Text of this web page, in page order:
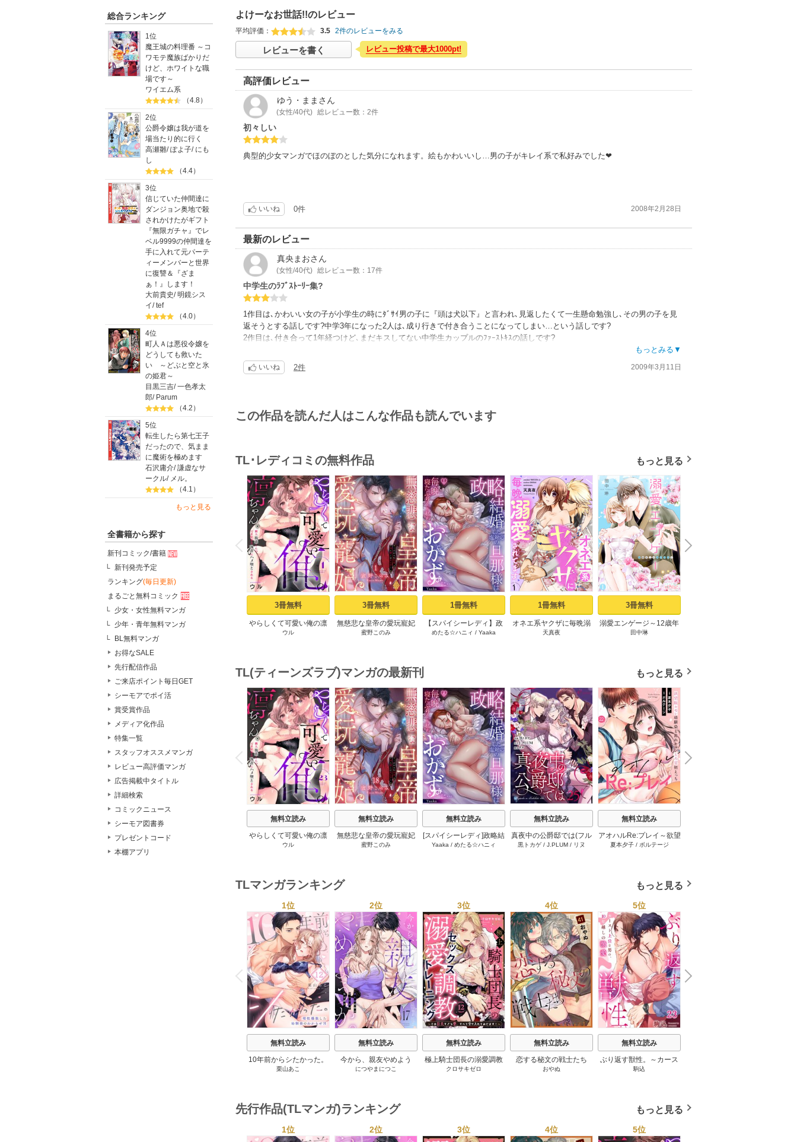
総合ランキング
1位
魔王城の料理番 ～コ
ワモテ魔族ばかりだ
けど、ホワイトな職
場です～
ワイエム系
（4.8）
2位
公爵令嬢は我が道を
場当たり的に行く
高瀬雛/ぽよ子/ にも
し
（4.4）
3位
信じていた仲間達に
ダンジョン奥地で殺
されかけたがギフト
『無限ガチャ』でレ
ベル9999の仲間達を
手に入れて元パーテ
ィーメンバーと世界
に復讐＆『ざま
ぁ！』します！
大前貴史/明鏡シス
イ/tef
（4.0）
4位
町人Ａは悪役令嬢を
どうしても救いた
い ～どぶと空と氷
の姫君～
目黒三吉/一色孝太
郎/ Parum
（4.2）
5位
転生したら第七王子
だったので、気まま
に魔術を極めます
石沢庸介/謙虚なサ
ークル/ メル。
（4.1）
もっと見る
全書籍から探す
新刊コミック/書籍
新刊発売予定
ランキング(毎日更新)
まるごと無料コミック
少女・女性無料マンガ
少年・青年無料マンガ
BL無料マンガ
お得なSALE
先行配信作品
ご来店ポイント毎日GET
シーモアでポイ活
賞受賞作品
メディア化作品
特集一覧
スタッフオススメマンガ
レビュー高評価マンガ
広告掲載中タイトル
詳細検索
コミックニュース
シーモア図書券
プレゼントコード
本棚アプリ
よけーなお世話!!のレビュー
平均評価： 3.5 2件のレビューをみる
レビューを書く レビュー投稿で最大1000pt!
高評価レビュー
ゆう・まま さん
(女性/40代) 総レビュー数：2件
初々しい
典型的少女マンガでほのぼのとした気分になれます。絵もかわいいし…男の子がキレイ系で私好みでした❤
いいね 0件 2008年2月28日
最新のレビュー
真央まおさん
(女性/40代) 総レビュー数：17件
中学生のﾗﾌﾞｽﾄｰﾘｰ集?
1作目は､かわいい女の子が小学生の時にﾀﾞｻｲ男の子に『頭は犬以下』と言われ､見返したくて一生懸命勉強し､その男の子を見
返そうとする話しです?中学3年になった2人は､成り行きで付き合うことになってしまい…という話しです?
2作目は､付き合って1年経つけど､まだキスしてない中学生カップルのﾌｧｰｽﾄｷｽの話しです?
3作目は､双子の弟に頼まれて､夏休みの2週間全寮制の男子校で代わりに補習試験を受ける事になったが､部屋は2人部屋で男の子
と生活しないといけなくなってしまった女の子の話しです?
4作目は､好きな人は双子の先輩?見分けが付かず､間違って告白してしまい…という女の子の話しです?
6･7作目は､禁断の兄妹愛の話しで､11話に2作品とも載っています?
11話以外は､さわやか中学生のﾗﾌﾞｽﾄｰﾘｰ集です?
もっとみる▼
いいね 2件 2009年3月11日
この作品を読んだ人はこんな作品も読んでいます
TL･レディコミの無料作品 もっと見る
P
r
e
v
i
o
u
s
3冊無料
やらしくて可愛い俺の凛
ちゃん。～隣人後輩くん
ウル
3冊無料
無慈悲な皇帝の愛玩寵妃
―おわらぬ快楽、閨に響
蜜野このみ
1冊無料
【スパイシーレディ】政
略結婚した塩対応の旦那
めたる☆ハニィ / Yaaka
1冊無料
オネエ系ヤクザに毎晩溺
愛されてます【描き下ろ
天真夜
3冊無料
溺愛エンゲージ～12歳年
上のオジサマと～ 1巻
田中琳
N
e
x
t
TL(ティーンズラブ)マンガの最新刊 もっと見る
P
r
e
v
i
o
u
s
無料立読み
やらしくて可愛い俺の凛
ちゃん。～隣人後輩くん
ウル
無料立読み
無慈悲な皇帝の愛玩寵妃
―おわらぬ快楽、閨に響
蜜野このみ
無料立読み
[スパイシーレディ]政略結
婚した塩対応の旦那様は
Yaaka / めたる☆ハニィ
無料立読み
真夜中の公爵邸では(フル
カラー) 25巻
黒トカゲ / J.PLUM / リヌ
無料立読み
アオハルRe:プレイ～欲望
駄々モレ幼馴染と焦れキ
夏本夕子/ ボルテージ
N
e
x
t
TLマンガランキング もっと見る
P
r
e
v
i
o
u
s
1位
無料立読み
10年前からシたかった。
～理性爆散した幼馴染の
栗山あこ
2位
無料立読み
今から、親友やめよう
か。～腐れ縁同僚は甘い
につやまにつこ
3位
無料立読み
極上騎士団長の溺愛調教
～その巨大すぎる愛、す
クロサキゼロ
4位
無料立読み
恋する秘文の戦士たち
【forcs edited】
おやぬ
5位
無料立読み
ぶり返す獣性。～カース
ト上位な男の、10年越し
駒込
N
e
x
t
先行作品(TLマンガ)ランキング もっと見る
1位 2位 3位 4位 5位